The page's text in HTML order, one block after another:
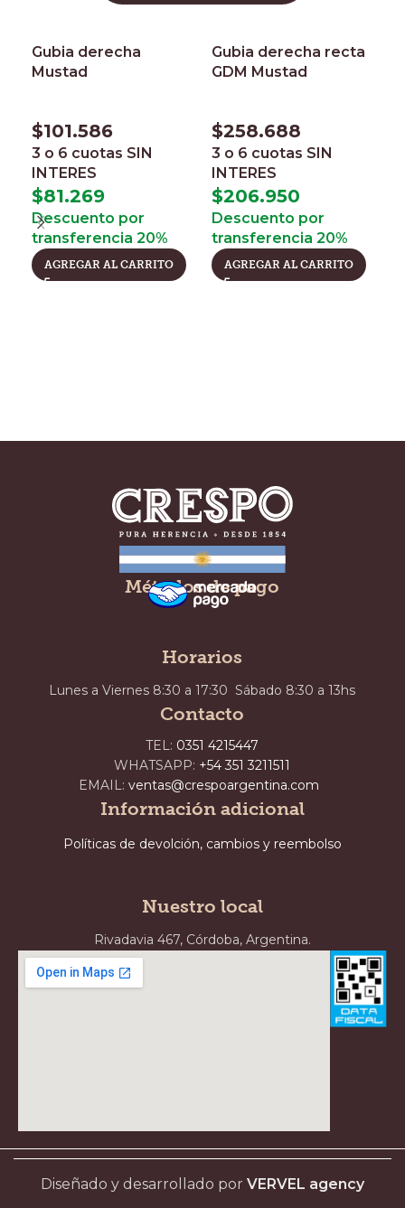
Gubia derecha
Mustad
$101.586
3 o 6 cuotas SIN
INTERES
$81.269
Descuento por
transferencia 20%
AGREGAR AL CARRITO
Gubia derecha recta
GDM Mustad
$258.688
3 o 6 cuotas SIN
INTERES
$206.950
Descuento por
transferencia 20%
AGREGAR AL CARRITO
Horarios
Lunes a Viernes 8:30 a 17:30 Sábado 8:30 a 13hs
Contacto
TEL: 0351 4215447
WHATSAPP: +54 351 3211511
EMAIL: ventas@crespoargentina.com
Información adicional
Políticas de devolción, cambios y reembolso
Métodos de pago
Nuestro local
Rivadavia 467, Córdoba, Argentina.
Diseñado y desarrollado por VERVEL agency